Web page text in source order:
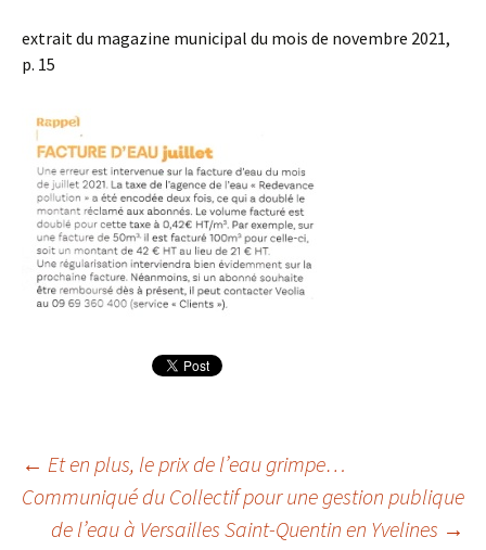
extrait du magazine municipal du mois de novembre 2021,
p. 15
Navigation
← Et en plus, le prix de l’eau grimpe…
Communiqué du Collectif pour une gestion publique
de l’eau à Versailles Saint-Quentin en Yvelines →